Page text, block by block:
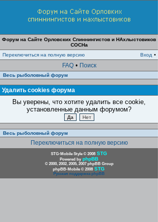
Форум на Сайте Орловских Спиннингистов и НАхлыстовиков
СОСНа
Переключиться на полную версию
Вход •
FAQ • Поиск
Весь рыболовный форум
Удалить cookies форума
Вы уверены, что хотите удалить все cookie,
установленные данным форумом?
Весь рыболовный форум
Переключиться на полную версию
STG-Mobile Style © 2008 STG
Powered by phpBB
© 2000, 2002, 2005, 2007 phpBB Group
phpBB-Mobile © 2008 STG
Русская поддержка phpBB